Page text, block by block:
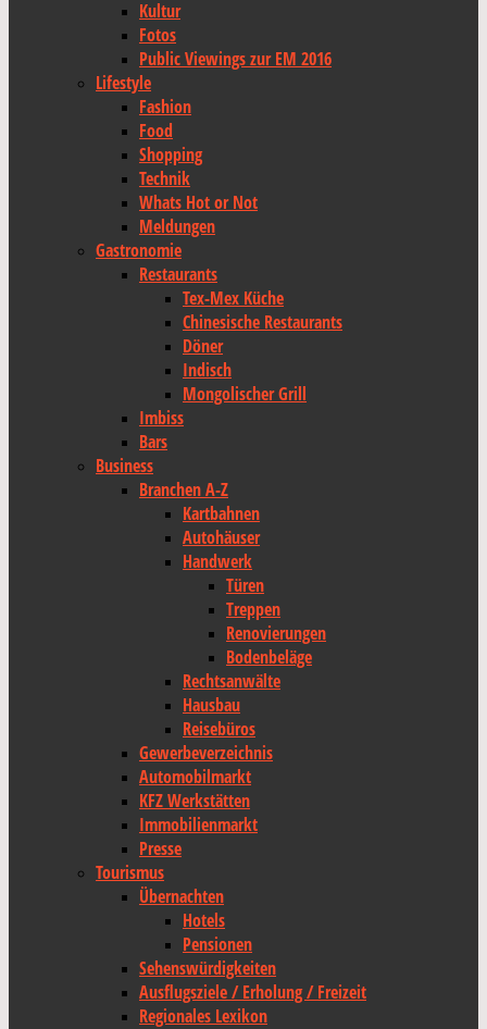
Kultur
Fotos
Public Viewings zur EM 2016
Lifestyle
Fashion
Food
Shopping
Technik
Whats Hot or Not
Meldungen
Gastronomie
Restaurants
Tex-Mex Küche
Chinesische Restaurants
Döner
Indisch
Mongolischer Grill
Imbiss
Bars
Business
Branchen A-Z
Kartbahnen
Autohäuser
Handwerk
Türen
Treppen
Renovierungen
Bodenbeläge
Rechtsanwälte
Hausbau
Reisebüros
Gewerbeverzeichnis
Automobilmarkt
KFZ Werkstätten
Immobilienmarkt
Presse
Tourismus
Übernachten
Hotels
Pensionen
Sehenswürdigkeiten
Ausflugsziele / Erholung / Freizeit
Regionales Lexikon